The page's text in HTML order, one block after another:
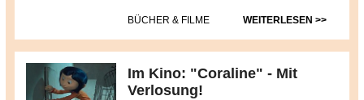
BÜCHER & FILME WEITERLESEN >>
Im Kino: "Coraline" - Mit
Verlosung!